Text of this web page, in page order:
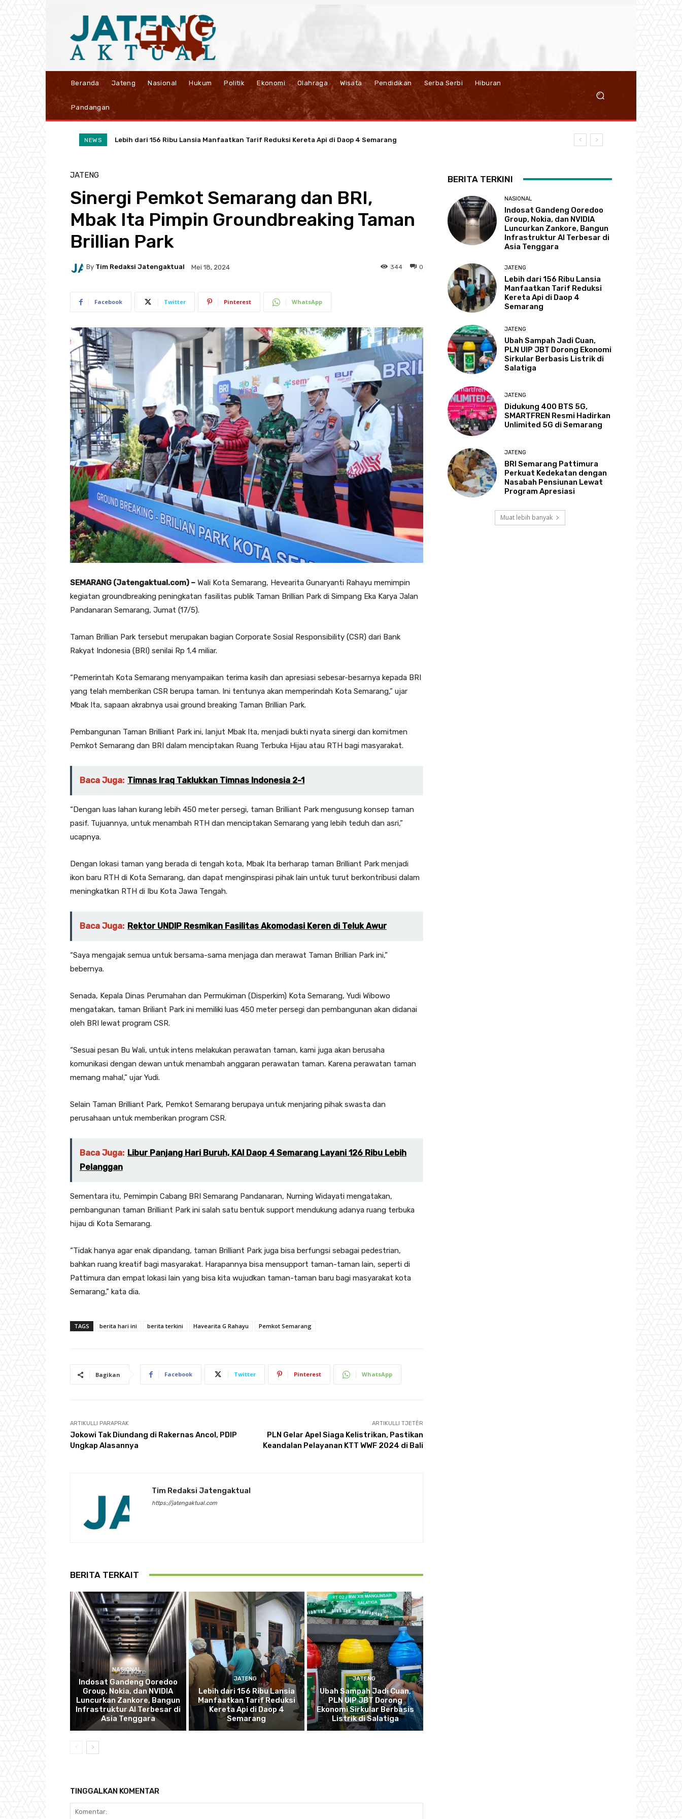
Beranda Jateng Nasional Hukum Politik Ekonomi Olahraga Wisata Pendidikan Serba Serbi Hiburan
Pandangan
NEWS Lebih dari 156 Ribu Lansia Manfaatkan Tarif Reduksi Kereta Api di Daop 4 Semarang
Ubah Sampah Jadi Cuan, PLN UIP JBT Dorong Ekonomi Sirkular Berbasis Listrik di Salatiga
JATENG
Sinergi Pemkot Semarang dan BRI,
Mbak Ita Pimpin Groundbreaking Taman
Brillian Park
By Tim Redaksi Jatengaktual Mei 18, 2024 0
344
Facebook Twitter Pinterest WhatsApp
SEMARANG (Jatengaktual.com) – Wali Kota Semarang, Hevearita Gunaryanti Rahayu memimpin
kegiatan groundbreaking peningkatan fasilitas publik Taman Brillian Park di Simpang Eka Karya Jalan
Pandanaran Semarang, Jumat (17/5).
Taman Brillian Park tersebut merupakan bagian Corporate Sosial Responsibility (CSR) dari Bank
Rakyat Indonesia (BRI) senilai Rp 1,4 miliar.
“Pemerintah Kota Semarang menyampaikan terima kasih dan apresiasi sebesar-besarnya kepada BRI
yang telah memberikan CSR berupa taman. Ini tentunya akan memperindah Kota Semarang,” ujar
Mbak Ita, sapaan akrabnya usai ground breaking Taman Brillian Park.
Pembangunan Taman Brilliant Park ini, lanjut Mbak Ita, menjadi bukti nyata sinergi dan komitmen
Pemkot Semarang dan BRI dalam menciptakan Ruang Terbuka Hijau atau RTH bagi masyarakat.
Baca Juga: Timnas Iraq Taklukkan Timnas Indonesia 2-1
“Dengan luas lahan kurang lebih 450 meter persegi, taman Brilliant Park mengusung konsep taman
pasif. Tujuannya, untuk menambah RTH dan menciptakan Semarang yang lebih teduh dan asri,”
ucapnya.
Dengan lokasi taman yang berada di tengah kota, Mbak Ita berharap taman Brilliant Park menjadi
ikon baru RTH di Kota Semarang, dan dapat menginspirasi pihak lain untuk turut berkontribusi dalam
meningkatkan RTH di Ibu Kota Jawa Tengah.
Baca Juga: Rektor UNDIP Resmikan Fasilitas Akomodasi Keren di Teluk Awur
“Saya mengajak semua untuk bersama-sama menjaga dan merawat Taman Brillian Park ini,”
bebernya.
Senada, Kepala Dinas Perumahan dan Permukiman (Disperkim) Kota Semarang, Yudi Wibowo
mengatakan, taman Briliant Park ini memiliki luas 450 meter persegi dan pembangunan akan didanai
oleh BRI lewat program CSR.
“Sesuai pesan Bu Wali, untuk intens melakukan perawatan taman, kami juga akan berusaha
komunikasi dengan dewan untuk menambah anggaran perawatan taman. Karena perawatan taman
memang mahal,” ujar Yudi.
Selain Taman Brilliant Park, Pemkot Semarang berupaya untuk menjaring pihak swasta dan
perusahaan untuk memberikan program CSR.
Baca Juga: Libur Panjang Hari Buruh, KAI Daop 4 Semarang Layani 126 Ribu Lebih
Pelanggan
Sementara itu, Pemimpin Cabang BRI Semarang Pandanaran, Nurning Widayati mengatakan,
pembangunan taman Brilliant Park ini salah satu bentuk support mendukung adanya ruang terbuka
hijau di Kota Semarang.
“Tidak hanya agar enak dipandang, taman Brilliant Park juga bisa berfungsi sebagai pedestrian,
bahkan ruang kreatif bagi masyarakat. Harapannya bisa mensupport taman-taman lain, seperti di
Pattimura dan empat lokasi lain yang bisa kita wujudkan taman-taman baru bagi masyarakat kota
Semarang,” kata dia.
TAGS berita hari ini berita terkini Havearita G Rahayu Pemkot Semarang
Bagikan Facebook Twitter Pinterest WhatsApp
ARTIKULLI PARAPRAK
Jokowi Tak Diundang di Rakernas Ancol, PDIP
Ungkap Alasannya
ARTIKULLI TJETËR
PLN Gelar Apel Siaga Kelistrikan, Pastikan
Keandalan Pelayanan KTT WWF 2024 di Bali
Tim Redaksi Jatengaktual
https://jatengaktual.com
BERITA TERKAIT
NASIONAL
Indosat Gandeng Ooredoo
Group, Nokia, dan NVIDIA
Luncurkan Zankore, Bangun
Infrastruktur AI Terbesar di
Asia Tenggara
JATENG
Lebih dari 156 Ribu Lansia
Manfaatkan Tarif Reduksi
Kereta Api di Daop 4
Semarang
JATENG
Ubah Sampah Jadi Cuan,
PLN UIP JBT Dorong
Ekonomi Sirkular Berbasis
Listrik di Salatiga
TINGGALKAN KOMENTAR
BERITA TERKINI
NASIONAL
Indosat Gandeng Ooredoo
Group, Nokia, dan NVIDIA
Luncurkan Zankore, Bangun
Infrastruktur AI Terbesar di
Asia Tenggara
JATENG
Lebih dari 156 Ribu Lansia
Manfaatkan Tarif Reduksi
Kereta Api di Daop 4
Semarang
JATENG
Ubah Sampah Jadi Cuan,
PLN UIP JBT Dorong Ekonomi
Sirkular Berbasis Listrik di
Salatiga
JATENG
Didukung 400 BTS 5G,
SMARTFREN Resmi Hadirkan
Unlimited 5G di Semarang
JATENG
BRI Semarang Pattimura
Perkuat Kedekatan dengan
Nasabah Pensiunan Lewat
Program Apresiasi
Muat lebih banyak